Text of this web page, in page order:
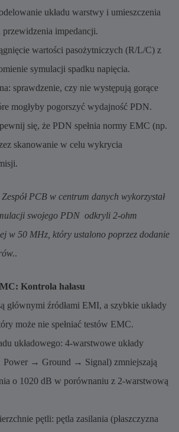
układu warstwy i umieszczenia
impedancji.
wartości pasożytniczych (R/L/C) z
symulacji spadku napięcia.
sprawdzenie, czy nie występują gorące
mogłyby pogorszyć wydajność PDN.
się, że PDN spełnia normy EMC (np.
skanowanie w celu wykrycia
PCB w centrum danych wykorzystał
swojego PDN  odkryli 2-ohm
w 50 MHz, który ustalono poprzez dodanie
.
Kontrola hałasu
głównymi źródłami EMI, a szybkie układy
może nie spełniać testów EMC.
układowego: 4-warstwowe układy
Power → Ground → Signal) zmniejszają
o 1020 dB w porównaniu z 2-warstwową
pętli: pętla zasilania (płaszczyzna